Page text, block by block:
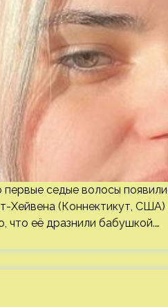
первые седые волосы
Хейвена (Коннектикут,
что её дразнили бабушкой.…